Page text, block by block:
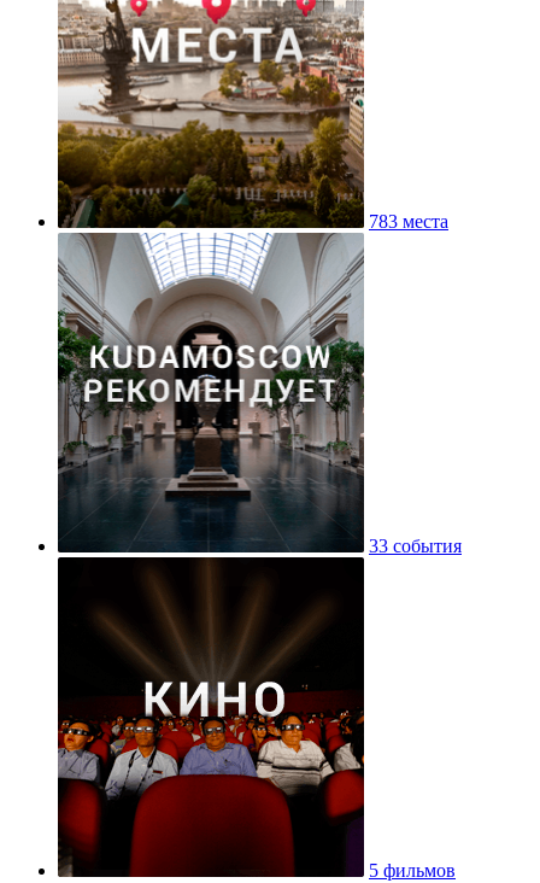
783 места
33 события
5 фильмов